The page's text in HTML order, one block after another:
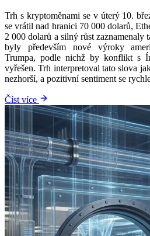
Trh s kryptoměnami se v úterý 10.
se vrátil nad hranici 70 000 dolarů,
2 000 dolarů a silný růst zaznamenaly
byly především nové výroky
Trumpa, podle nichž by konflikt s
vyřešen. Trh interpretoval tato slova
nezhorší, a pozitivní sentiment se
Číst více